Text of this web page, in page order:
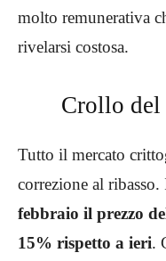
molto remunerativa
rivelarsi costosa.
Crollo
Tutto il mercato
correzione al ribasso.
febbraio il prezzo
15% rispetto a ieri.